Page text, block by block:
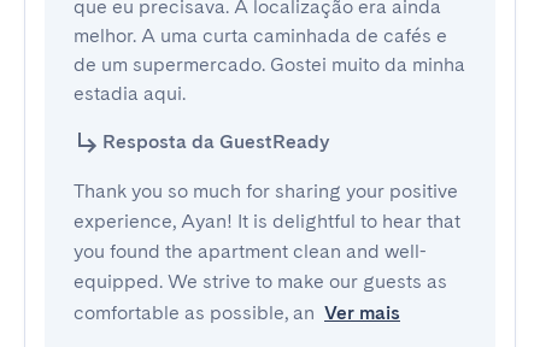
que eu precisava. A localização era ainda
melhor. A uma curta caminhada de cafés e
de um supermercado. Gostei muito da minha
estadia aqui.
Resposta da GuestReady
Thank you so much for sharing your positive
experience, Ayan! It is delightful to hear that
you found the apartment clean and well-
equipped. We strive to make our guests as
comfortable as possible, an Ver mais